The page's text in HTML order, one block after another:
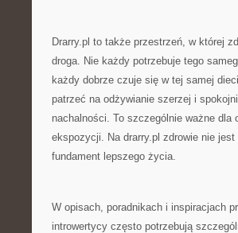
Drarry.pl to także przestrzeń, w której
droga. Nie każdy potrzebuje tego
każdy dobrze czuje się w tej samej
patrzeć na odżywianie szerzej i
nachalności. To szczególnie ważne dla
ekspozycji. Na drarry.pl zdrowie nie
fundament lepszego życia.
W opisach, poradnikach i inspiracjach
introwertycy często potrzebują